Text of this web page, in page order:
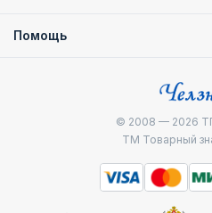
Помощь
© 2008 — 2026
ТМ Товарный